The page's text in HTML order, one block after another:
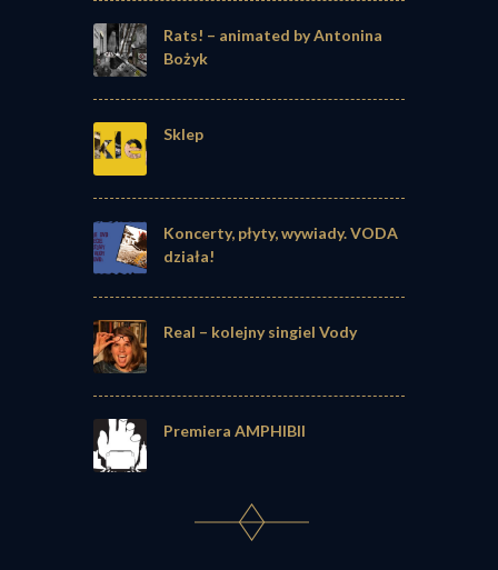
Rats! – animated by Antonina
Bożyk
Sklep
Koncerty, płyty, wywiady. VODA
działa!
Real – kolejny singiel Vody
Premiera AMPHIBII